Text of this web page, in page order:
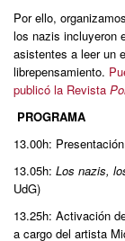
Por ello,
los nazis incluyeron
asistentes a leer un
librepensamiento.
publicó la Revista
PROGRAMA
13.00h: Presentación
13.05h: Los nazis,
UdG)
13.25h: Activación
a cargo del artista